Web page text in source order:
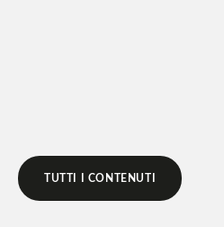
TUTTI I CONTENUTI